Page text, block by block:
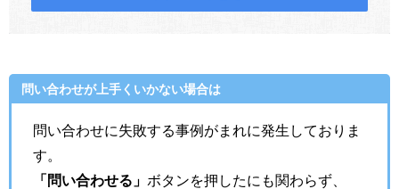
問い合わせが上手くいかない場合は
問い合わせに失敗する事例がまれに発生しておりま
す。
「問い合わせる」 ボタンを押したにも関わらず、